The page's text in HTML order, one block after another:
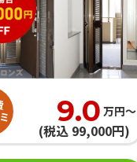
9.0 万円〜
(税込 99,000円)